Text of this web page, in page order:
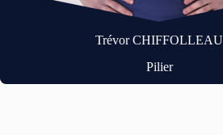
Trévor CHIFFOLLEAU
Pilier